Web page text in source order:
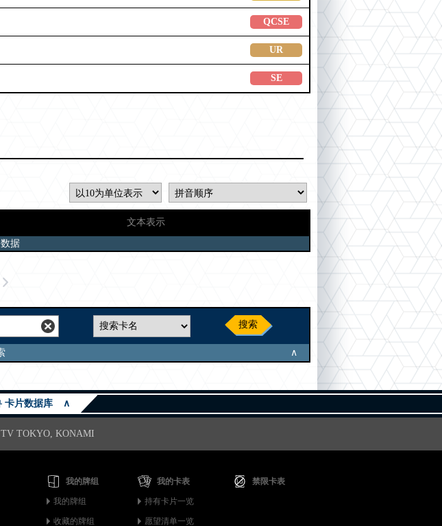
QCSE
UR
SE
文本表示
据
搜索
∧
卡片数据库 ∧
TOKYO, KONAMI
我的牌组
我的牌组
收藏的牌组
我的卡表
持有卡片一览
愿望清单一览
禁限卡表